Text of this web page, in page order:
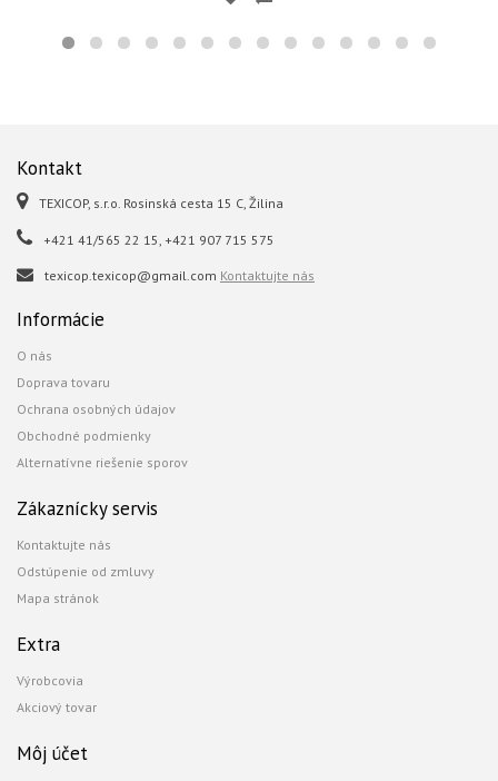
Kontakt
TEXICOP, s.r.o. Rosinská cesta 15 C, Žilina
+421 41/565 22 15, +421 907 715 575
texicop.texicop@gmail.com Kontaktujte nás
Informácie
O nás
Doprava tovaru
Ochrana osobných údajov
Obchodné podmienky
Alternatívne riešenie sporov
Zákaznícky servis
Kontaktujte nás
Odstúpenie od zmluvy
Mapa stránok
Extra
Výrobcovia
Akciový tovar
Môj účet